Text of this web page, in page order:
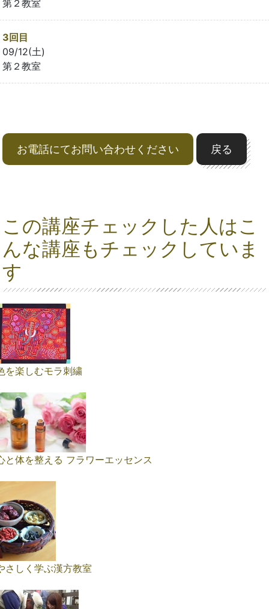
第２教室
3回目
09/12(土)
第２教室
お電話にてお問い合わせください 戻る
この講座チェックした人はこ
んな講座もチェックしていま
す
を楽しむモラ刺繍
と体を整える フラワーエッセンス
さしく学ぶ漢方教室